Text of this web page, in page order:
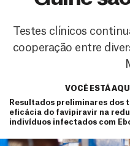
Testes clínicos
cooperação entre
VOCÊ ESTÁ AQUI
Resultados preliminares dos
eficácia do favipiravir na
indivíduos infectados com